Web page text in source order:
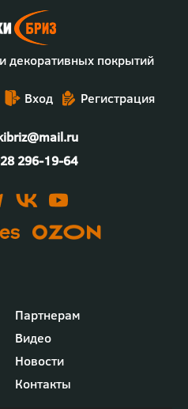
декоративных покрытий
Вход Регистрация
296-19-64
Партнерам
Видео
Новости
Контакты